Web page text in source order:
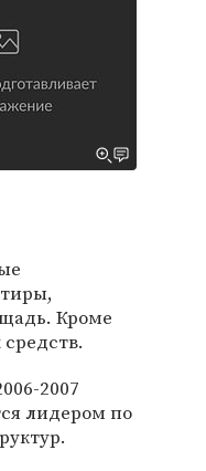
Кроме
2007
лидером по